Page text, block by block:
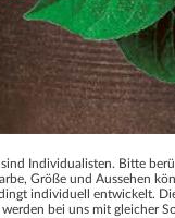
sind Individualisten. Bitte
Größe und Aussehen
individuell entwickelt.
bei uns mit gleicher